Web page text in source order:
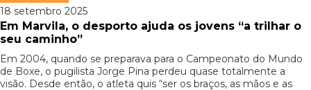
18 setembro 2025
Em Marvila, o desporto ajuda os jovens “a trilhar o
seu caminho”
Em 2004, quando se preparava para o Campeonato do Mundo
de Boxe, o pugilista Jorge Pina perdeu quase totalmente a
visão. Desde então, o atleta quis “ser os braços, as mãos e as